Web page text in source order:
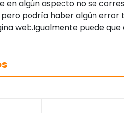
en algún aspecto no se
pero podría haber algún
web.Igualmente puede